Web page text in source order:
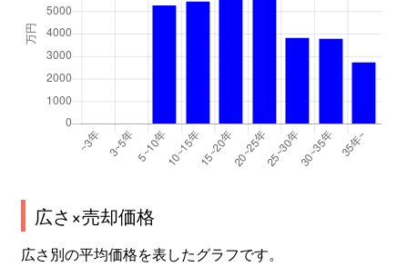
広さ×売却価格
広さ別の平均価格を表したグラフです。